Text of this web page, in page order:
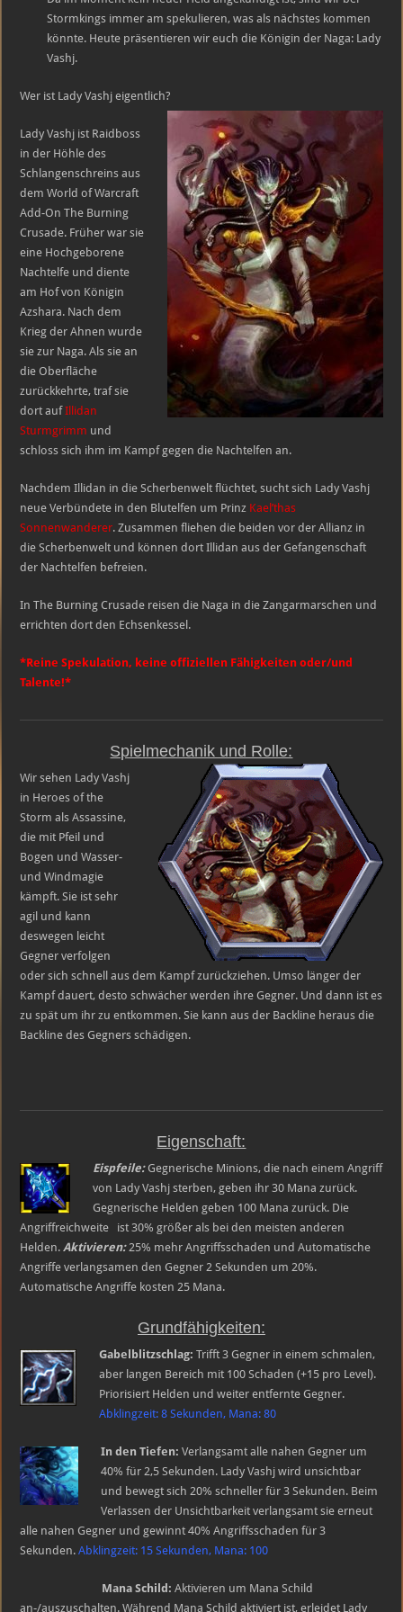
Held:
Lady
Vashj
Stormkings immer am spekulieren, was als nächstes kommen
könnte. Heute präsentieren wir euch die Königin der Naga: Lady
Vashj.
Wer ist Lady Vashj eigentlich?
Lady Vashj ist Raidboss
in der Höhle des
Schlangenschreins aus
dem World of Warcraft
Add-On The Burning
Crusade. Früher war sie
eine Hochgeborene
Nachtelfe und diente
am Hof von Königin
Azshara. Nach dem
Krieg der Ahnen wurde
sie zur Naga. Als sie an
die Oberfläche
zurückkehrte, traf sie
dort aufIllidan
Sturmgrimm und
schloss sich ihm im Kampf gegen die Nachtelfen an.
Nachdem Illidan in die Scherbenwelt flüchtet, sucht sich Lady Vashj
neue Verbündete in den Blutelfen um Prinz Kael’thas
Sonnenwanderer. Zusammen fliehen die beiden vor der Allianz in
die Scherbenwelt und können dort Illidan aus der Gefangenschaft
der Nachtelfen befreien.
In The Burning Crusade reisen die Naga in die Zangarmarschen und
errichten dort den Echsenkessel.
*Reine Spekulation, keine offiziellen Fähigkeiten oder/und
Talente!*
Spielmechanik und Rolle:
Wir sehen Lady Vashj
in Heroes of the
Storm als Assassine,
die mit Pfeil und
Bogen und Wasser-
und Windmagie
kämpft. Sie ist sehr
agil und kann
deswegen leicht
Gegner verfolgen
oder sich schnell aus dem Kampf zurückziehen. Umso länger der
Kampf dauert, desto schwächer werden ihre Gegner. Und dann ist es
zu spät um ihr zu entkommen. Sie kann aus der Backline heraus die
Backline des Gegners schädigen.
Eigenschaft:
Eispfeile:Gegnerische Minions, die nach einem Angriff
von Lady Vashj sterben, geben ihr 30 Mana zurück.
Gegnerische Helden geben 100 Mana zurück. Die
Angriffreichweite ist 30% größer als bei den meisten anderen
Helden. Aktivieren:25% mehr Angriffsschaden und Automatische
Angriffe verlangsamen den Gegner 2 Sekunden um 20%.
Automatische Angriffe kosten 25 Mana.
Grundfähigkeiten:
Gabelblitzschlag: Trifft 3 Gegner in einem schmalen,
aber langen Bereich mit 100 Schaden (+15 pro Level).
Priorisiert Helden und weiter entfernte Gegner.
Abklingzeit: 8 Sekunden, Mana: 80
In den Tiefen: Verlangsamt alle nahen Gegner um
40% für 2,5 Sekunden. Lady Vashj wird unsichtbar
und bewegt sich 20% schneller für 3 Sekunden. Beim
Verlassen der Unsichtbarkeit verlangsamt sie erneut
alle nahen Gegner und gewinnt 40% Angriffsschaden für 3
Sekunden.Abklingzeit: 15 Sekunden, Mana: 100
Mana Schild:Aktivieren um Mana Schild
an-/auszuschalten. Während Mana Schild aktiviert ist, erleidet Lady